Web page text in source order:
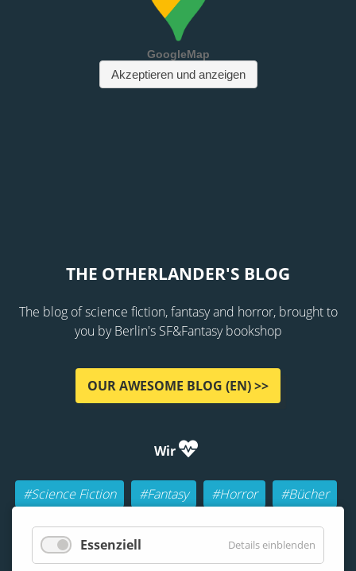
THE OTHERLANDER'S BLOG
The blog of science fiction, fantasy and horror, brought to
you by Berlin's SF&Fantasy bookshop
OUR AWESOME BLOG (EN) >>
Wir
#Science Fiction #Fantasy #Horror
#Bücher
#Autoren
#Buch-Geeks
#Rollenspiele (RPGs)
Essenziell Details einblenden